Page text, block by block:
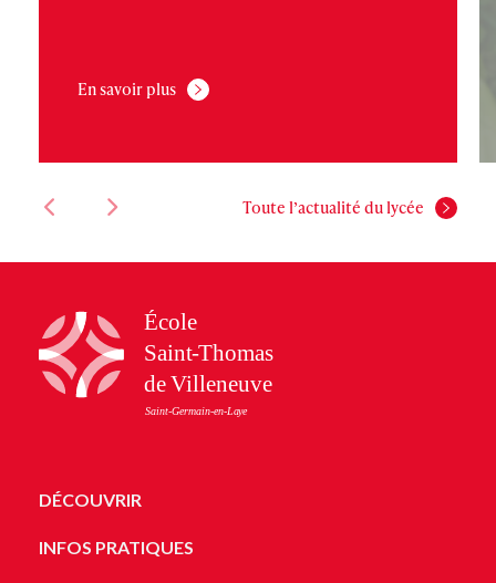
En savoir plus
Toute l’actualité du lycée
DÉCOUVRIR
INFOS PRATIQUES